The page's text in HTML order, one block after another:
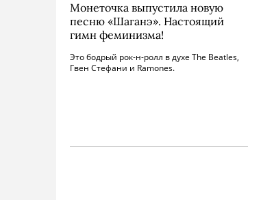
Монеточка выпустила новую
песню «Шаганэ». Настоящий
гимн феминизма!
Это бодрый рок-н-ролл в духе The Beatles,
Гвен Стефани и Ramones.